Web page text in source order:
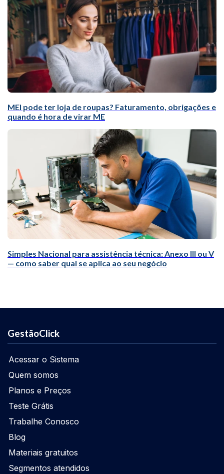
MEI pode ter loja de roupas? Faturamento, obrigações e
quando é hora de virar ME
Simples Nacional para assistência técnica: Anexo III ou V
— como saber qual se aplica ao seu negócio
GestãoClick
Acessar o Sistema
Quem somos
Planos e Preços
Teste Grátis
Trabalhe Conosco
Blog
Materiais gratuitos
Segmentos atendidos